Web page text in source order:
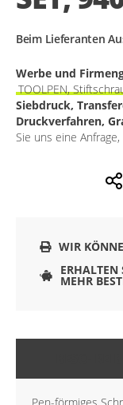
Beim Lieferanten
Werbe und
TOOLPEN,
Siebdruck,
Druckverfahren,
Sie uns eine
WIR
ERHALTEN
MEHR